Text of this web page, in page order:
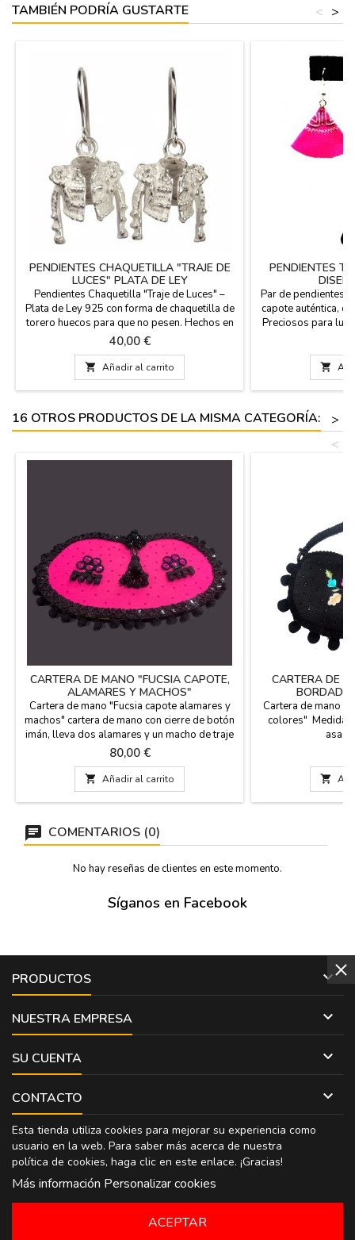
TAMBIÉN PODRÍA GUSTARTE >
<
PENDIENTES CHAQUETILLA "TRAJE DE
LUCES" PLATA DE LEY
Pendientes Chaquetilla "Traje de Luces" –
Plata de Ley 925 con forma de chaquetilla de
torero huecos para que no pesen. Hechos en
España. Siente la maestría de la artesanía
española en cada detalle. Estos pendientes
no son solo una joya, son una pequeña obra
de arte que rinde homenaje a la cultura
taurina. Cada pieza ha sido elaborada a mano
Precio
40,00 €
 Añadir al carrito
PENDIENTES
Par de pendientes
capote auténtica,
Preciosos para
gancho para el
cm

16 OTROS PRODUCTOS DE LA MISMA CATEGORÍA:
>
<
CARTERA DE MANO "FUCSIA CAPOTE,
ALAMARES Y MACHOS"
Cartera de mano "Fucsia capote alamares y
machos" cartera de mano con cierre de botón
imán, lleva dos alamares y un macho de traje
de luces en el centro, hecha a mano. Medida:
30 X 14,5 cm
Precio
80,00 €
 Añadir al carrito
CARTERA DE
Cartera de mano
colores" Medida:
asa :

COMENTARIOS (0)
No hay reseñas de clientes en este momento.
Síganos en Facebook
PRODUCTOS 
NUESTRA EMPRESA 
SU CUENTA 
CONTACTO 
Esta tienda utiliza cookies para mejorar su experiencia como
usuario en la web. Para saber más acerca de nuestra
política de cookies, haga clic en este enlace. ¡Gracias!
Más información Personalizar cookies
ACEPTAR